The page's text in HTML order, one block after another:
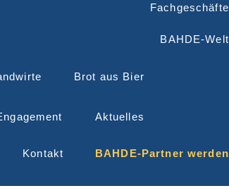
Fachgeschäfte
BAHDE-Welt
Brot aus Bier
Aktuelles
Kontakt BAHDE-Partner werden